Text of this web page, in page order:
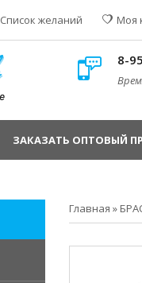
Список желаний Моя
8-
ЗАКАЗАТЬ ОПТОВЫЙ
Главная »